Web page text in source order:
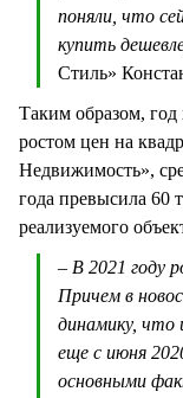
поняли, что
купить
Стиль»
Таким образом, год
ростом цен на
Недвижимость»,
года превысила 60
реализуемого
– В 2021 году
Причем в
динамику, что
еще с июня
основными